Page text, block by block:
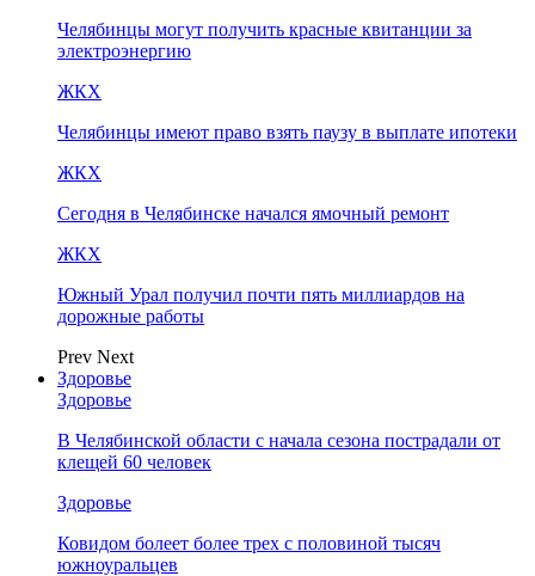
Челябинцы могут получить красные квитанции за
электроэнергию
ЖКХ
Челябинцы имеют право взять паузу в выплате ипотеки
ЖКХ
Сегодня в Челябинске начался ямочный ремонт
ЖКХ
Южный Урал получил почти пять миллиардов на
дорожные работы
Prev Next
Здоровье
Здоровье
В Челябинской области с начала сезона пострадали от
клещей 60 человек
Здоровье
Ковидом болеет более трех с половиной тысяч
южноуральцев